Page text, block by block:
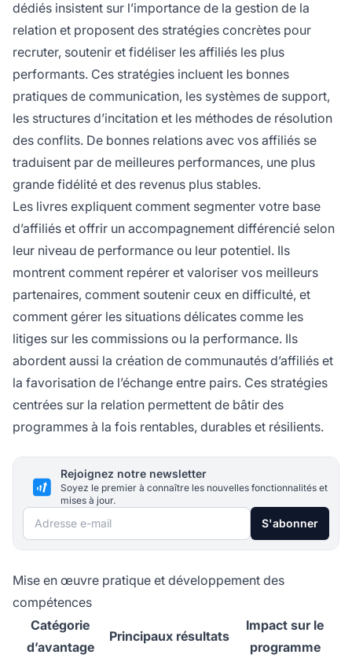
dédiés insistent sur l’importance de la gestion de la
relation et proposent des stratégies concrètes pour
recruter, soutenir et fidéliser les affiliés les plus
performants. Ces stratégies incluent les bonnes
pratiques de communication, les systèmes de support,
les structures d’incitation et les méthodes de résolution
des conflits. De bonnes relations avec vos affiliés se
traduisent par de meilleures performances, une plus
grande fidélité et des revenus plus stables.
Les livres expliquent comment segmenter votre base
d’affiliés et offrir un accompagnement différencié selon
leur niveau de performance ou leur potentiel. Ils
montrent comment repérer et valoriser vos meilleurs
partenaires, comment soutenir ceux en difficulté, et
comment gérer les situations délicates comme les
litiges sur les commissions ou la performance. Ils
abordent aussi la création de communautés d’affiliés et
la favorisation de l’échange entre pairs. Ces stratégies
centrées sur la relation permettent de bâtir des
programmes à la fois rentables, durables et résilients.
Rejoignez notre newsletter
Soyez le premier à connaître les nouvelles fonctionnalités et
mises à jour.
Adresse e-mail S'abonner
Mise en œuvre pratique et développement des
compétences
Catégorie
d’avantage
Principaux résultats
Impact sur le
programme